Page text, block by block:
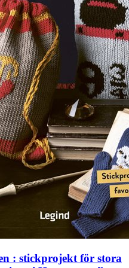
: stickprojekt för stora